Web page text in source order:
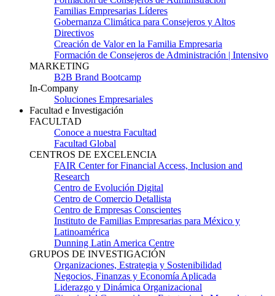
Familias Empresarias Líderes
Gobernanza Climática para Consejeros y Altos
Directivos
Creación de Valor en la Familia Empresaria
Formación de Consejeros de Administración | Intensivo
MARKETING
B2B Brand Bootcamp
In-Company
Soluciones Empresariales
Facultad e Investigación
FACULTAD
Conoce a nuestra Facultad
Facultad Global
CENTROS DE EXCELENCIA
FAIR Center for Financial Access, Inclusion and
Research
Centro de Evolución Digital
Centro de Comercio Detallista
Centro de Empresas Conscientes
Instituto de Familias Empresarias para México y
Latinoamérica
Dunning Latin America Centre
GRUPOS DE INVESTIGACIÓN
Organizaciones, Estrategia y Sostenibilidad
Negocios, Finanzas y Economía Aplicada
Liderazgo y Dinámica Organizacional